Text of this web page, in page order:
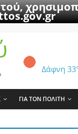
Δάφνη
ΓΙΑ ΤΟΝ ΠΟΛΙΤΗ